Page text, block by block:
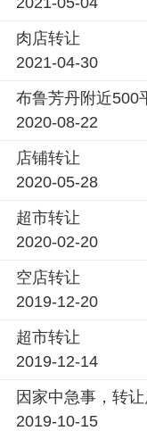
肉店转让
2021-04-30
布鲁芳丹附近500
2020-08-22
店铺转让
2020-05-28
超市转让
2020-02-20
空店转让
2019-12-20
超市转让
2019-12-14
因家中急事，转
2019-10-15